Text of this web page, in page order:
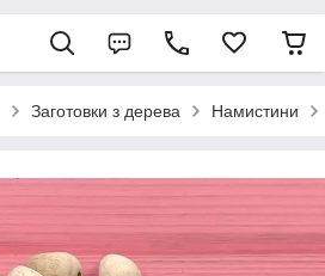
Заготовки з дерева Намистини